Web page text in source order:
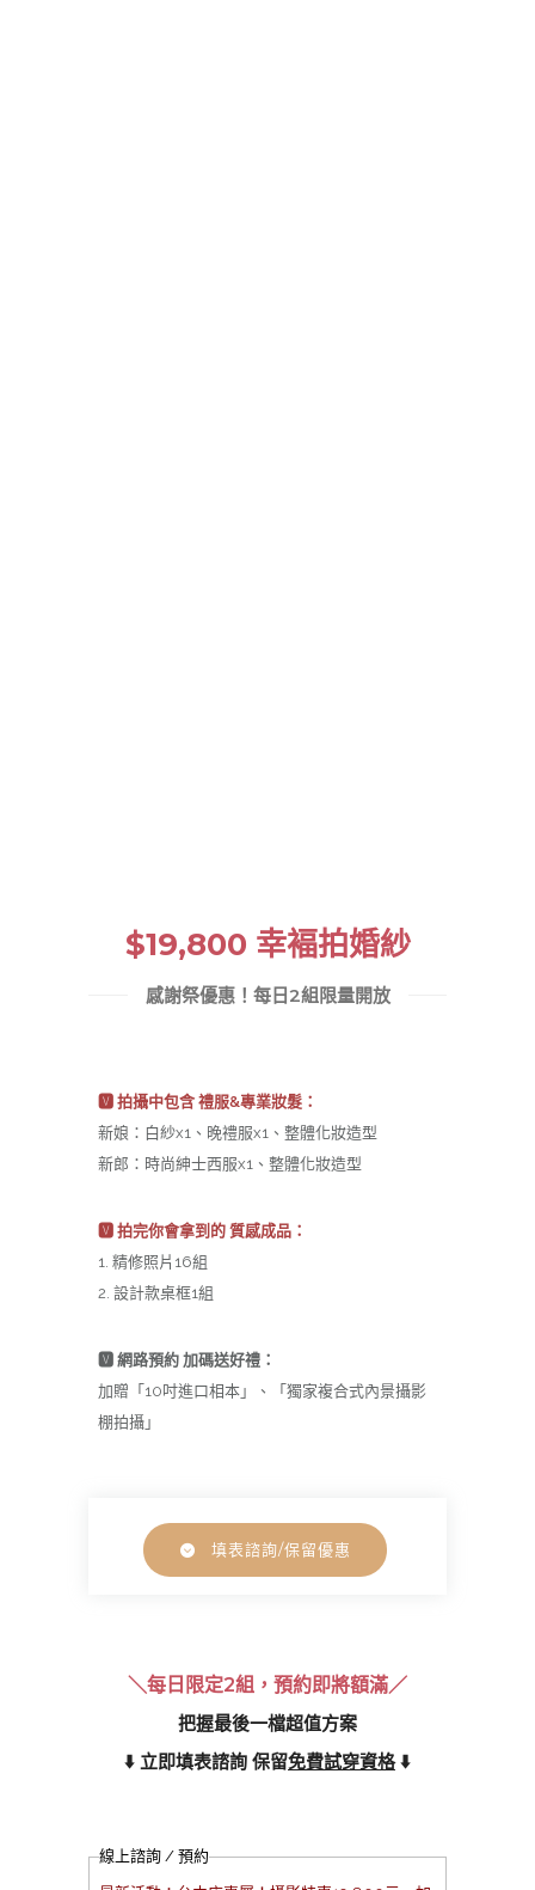
$19,800 幸褔拍婚紗
感謝祭優惠！每日2組限量開放
🆅 拍攝中包含 禮服&專業妝髮：
新娘：白紗x1、晚禮服x1、整體化妝造型
新郎：時尚紳士西服x1、整體化妝造型
🆅 拍完你會拿到的 質感成品：
1. 精修照片16組
2. 設計款桌框1組
🆅 網路預約 加碼送好禮：
加贈「10吋進口相本」、「獨家複合式內景攝影
棚拍攝」
填表諮詢/保留優惠
＼每日限定2組 ，預約即將額滿／
把握最後一檔超值方案
⬇️ 立即填表諮詢 保留免費試穿資格⬇️
線上諮詢 / 預約